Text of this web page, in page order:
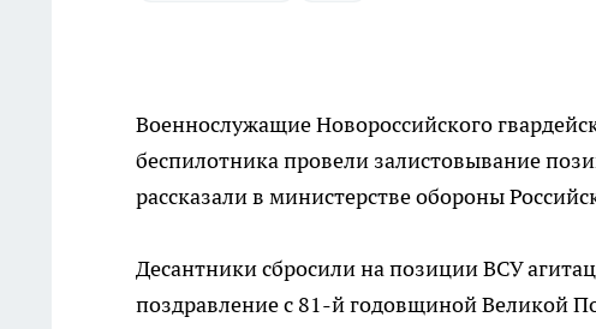
Военнослужащие Новороссийского
беспилотника провели залистовывание
рассказали в министерстве обороны
Десантники сбросили на позиции ВСУ
поздравление с 81-й годовщиной Великой